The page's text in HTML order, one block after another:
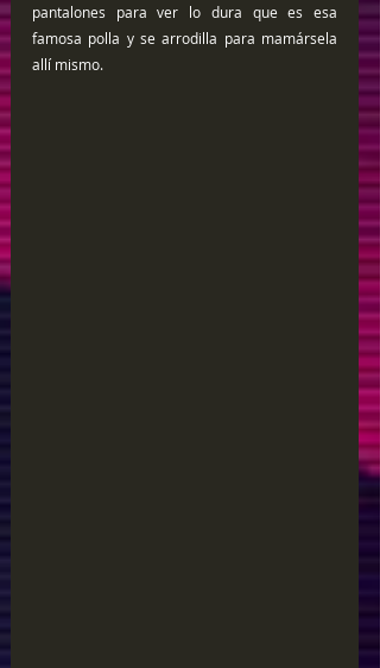
pantalones para ver lo dura que es esa
famosa polla y se arrodilla para mamársela
allí mismo.